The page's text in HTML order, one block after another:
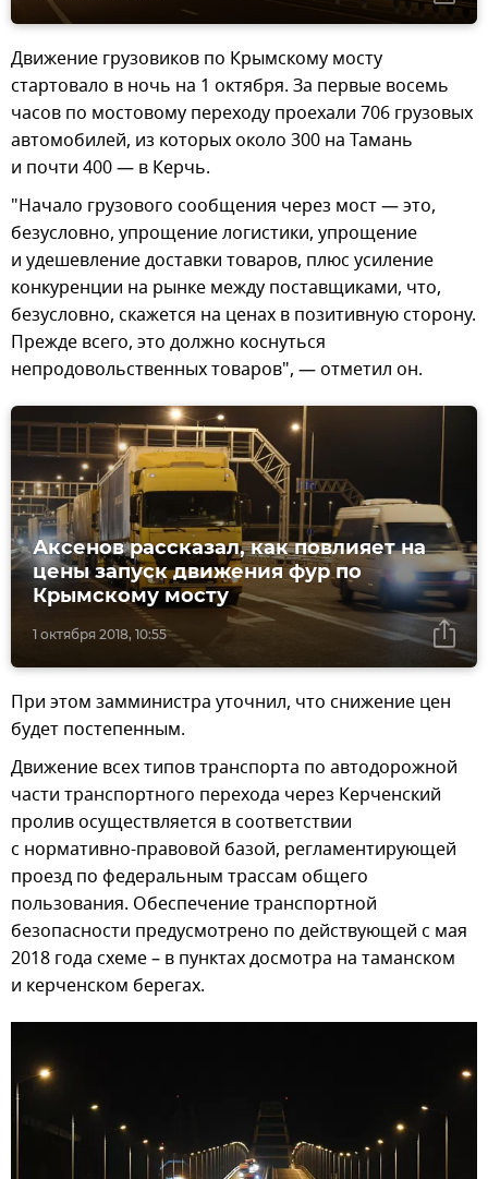
Движение грузовиков по Крымскому мосту
стартовало в ночь на 1 октября. За первые восемь
часов по мостовому переходу проехали 706 грузовых
автомобилей, из которых около 300 на Тамань
и почти 400 — в Керчь.
"Начало грузового сообщения через мост — это,
безусловно, упрощение логистики, упрощение
и удешевление доставки товаров, плюс усиление
конкуренции на рынке между поставщиками, что,
безусловно, скажется на ценах в позитивную сторону.
Прежде всего, это должно коснуться
непродовольственных товаров", — отметил он.
1 октября 2018, 10:55
Аксенов рассказал, как повлияет на
цены запуск движения фур по
Крымскому мосту
При этом замминистра уточнил, что снижение цен
будет постепенным.
Движение всех типов транспорта по автодорожной
части транспортного перехода через Керченский
пролив осуществляется в соответствии
с нормативно-правовой базой, регламентирующей
проезд по федеральным трассам общего
пользования. Обеспечение транспортной
безопасности предусмотрено по действующей с мая
2018 года схеме – в пунктах досмотра на таманском
и керченском берегах.